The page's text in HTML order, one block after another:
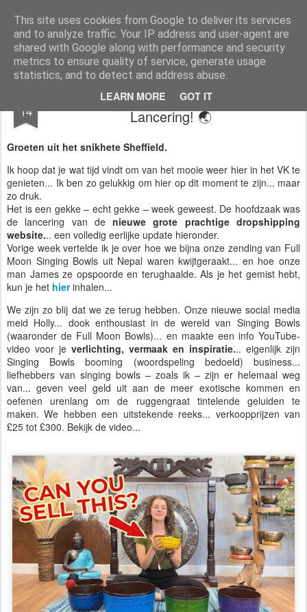
This site uses cookies from Google to deliver its services
and to analyze traffic. Your IP address and user-agent are
shared with Google along with performance and security
metrics to ensure quality of service, generate usage
statistics, and to detect and address abuse.
LEARN MORE GOT IT
AWGifts Nederland Welkom terug bij AWGifts Europe - Uw groothandel in cadeauartikelen die door heel Europa levert. Bij AWGifts zijn we toegewijd om u het beste te bieden op het gebied van cadeauartikelen voor de groothandel, uw klanten te verrassen en uw detailhandel te helpen groeien. De enige groothandel die handgemaakte cadeauartikelen rechtstreeks uit India, Indonesië & China - AND produceert aromatherapie, huisparfumartikelen en badkamergeschenken in onze Britse fabriek.
Home
14
🌏 Gaten, Schalen en een Groot Prachtig
Lancering! 🌏
Groeten uit het snikhete Sheffield.
Ik hoop dat je wat tijd vindt om van het mooie weer hier in het VK te
genieten... Ik ben zo gelukkig om hier op dit moment te zijn... maar
zo druk.
Het is een gekke – echt gekke – week geweest. De hoofdzaak was
de lancering van denieuwe grote prachtige dropshipping
website... een volledig eerlijke update hieronder.
Vorige week vertelde ik je over hoe we bijna onze zending van Full
Moon Singing Bowls uit Nepal waren kwijtgeraakt... en hoe onze
man James ze opspoorde en terughaalde. Als je het gemist hebt,
kun je het hierinhalen...
We zijn zo blij dat we ze terug hebben. Onze nieuwe social media
meid Holly... dook enthousiast in de wereld van Singing Bowls
(waaronder de Full Moon Bowls)... en maakte een info YouTube-
video voor je verlichting, vermaak en inspiratie... eigenlijk zijn
Singing Bowls booming (woordspeling bedoeld) business...
liefhebbers van singing bowls – zoals ik – zijn er helemaal weg
van... geven veel geld uit aan de meer exotische kommen en
oefenen urenlang om de ruggengraat tintelende geluiden te
maken. We hebben een uitstekende reeks... verkoopprijzen van
£25 tot £300. Bekijk de video...